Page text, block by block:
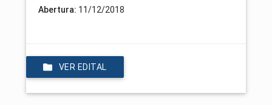
Abertura: 11/12/2018
VER EDITAL